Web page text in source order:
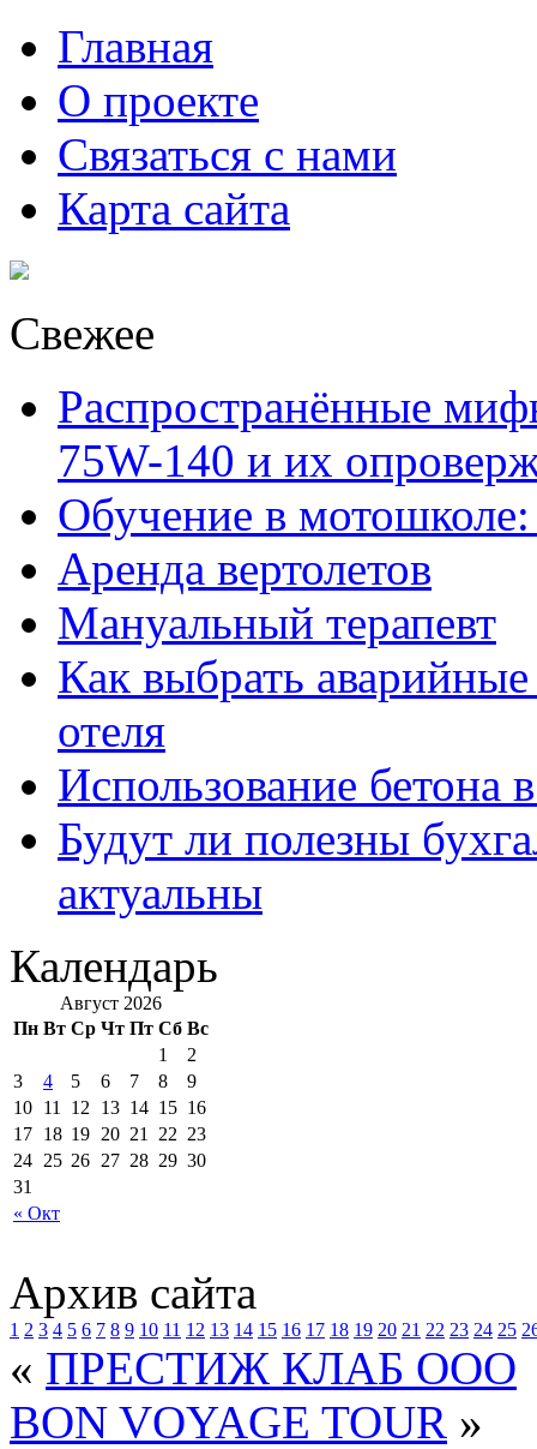
Главная
О проекте
Связаться с нами
Карта сайта
Свежее
Распространённые
75W-140 и их
Обучение в
Аренда вертолетов
Мануальный терапевт
Как выбрать
отеля
Использование бетона
Будут ли полезны
актуальны
Календарь
Август 2026
Пн Вт Ср Чт Пт Сб Вс
« Окт
1
2
3
4 5 6 7 8
9
10 11 12 13 14 15 16
17 18 19 20 21 22 23
24 25 26 27 28 29 30
31
Архив сайта
1 2 3 4 5 6 7 8 9 10 11 12 13 14 15 16 17 18 19 20 21 22 23 24 25
« ПРЕСТИЖ КЛАБ ООО
BON VOYAGE TOUR »